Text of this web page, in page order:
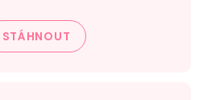
STÁHNOUT